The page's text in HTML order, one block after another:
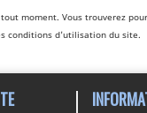
moment. Vous trouverez
conditions d'utilisation du site.